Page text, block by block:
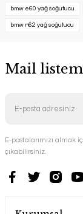
bmw e60 yağ soğutucu
bmw n62 yağ soğutucu
Mail
E-postalarımızı
çıkabilirsiniz.